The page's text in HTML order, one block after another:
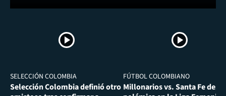
SELECCIÓN COLOMBIA
Selección Colombia definió otro
FÚTBOL COLOMBIANO
Millonarios vs. Santa Fe